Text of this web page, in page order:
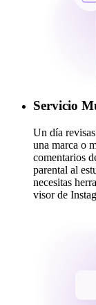
Servicio
Un día
una marca o
comentarios
parental al
necesitas
visor de